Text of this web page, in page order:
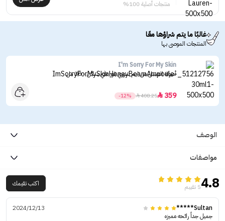
منتجات أصلية 100%
غالبًا ما يتم شراؤها معًا
المنتجات الموصى بها
I'm Sorry For My Skin
أمبولة العسل من ايم سوري فور ماي سكن - 30 مل
359

408.25

-12%
الوصف
مواصفات
4.85 تقييم اكتب تقيمك
Sultan*****
2024/12/13
جميل جداً رائحه مميزه